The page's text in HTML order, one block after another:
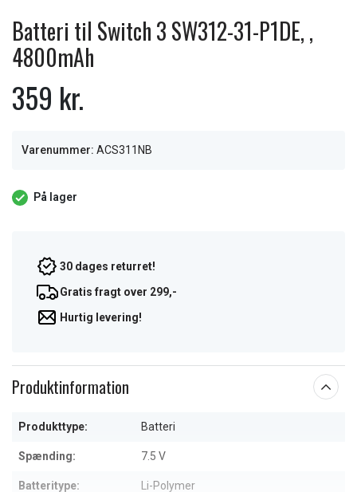
Batteri til Switch 3 SW312-31-P1DE, ,
4800mAh
359 kr.
Varenummer: ACS311NB
På lager
30 dages returret!
Gratis fragt over 299,-
Hurtig levering!
Produktinformation
Produkttype: Batteri
Spænding: 7.5 V
Batteritype: Li-Polymer